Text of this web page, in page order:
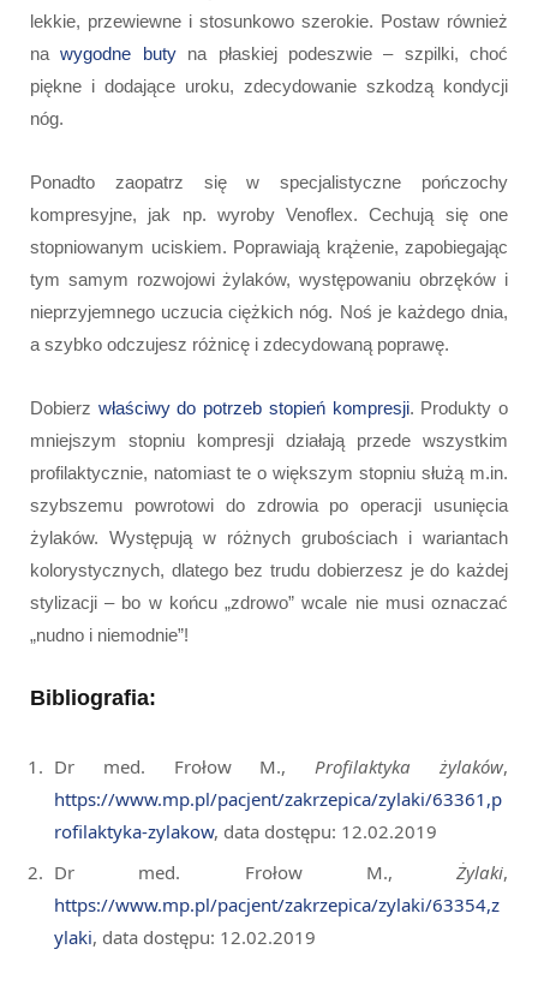
lekkie, przewiewne i stosunkowo szerokie. Postaw również
nawygodne butyna płaskiej podeszwie – szpilki, choć
piękne i dodające uroku, zdecydowanie szkodzą kondycji
nóg.
Ponadto zaopatrz się w specjalistyczne pończochy
kompresyjne, jak np. wyroby Venoflex. Cechują się one
stopniowanym uciskiem. Poprawiają krążenie, zapobiegając
tym samym rozwojowi żylaków, występowaniu obrzęków i
nieprzyjemnego uczucia ciężkich nóg. Noś je każdego dnia,
a szybko odczujesz różnicę i zdecydowaną poprawę.
Dobierz właściwy do potrzeb stopień kompresji. Produkty o
mniejszym stopniu kompresji działają przede wszystkim
profilaktycznie, natomiast te o większym stopniu służą m.in.
szybszemu powrotowi do zdrowia po operacji usunięcia
żylaków. Występują w różnych grubościach i wariantach
kolorystycznych, dlatego bez trudu dobierzesz je do każdej
stylizacji – bo w końcu „zdrowo” wcale nie musi oznaczać
„nudno i niemodnie”!
Bibliografia:
Dr med. Frołow M., Profilaktyka żylaków,
https://www.mp.pl/pacjent/zakrzepica/zylaki/63361,p
rofilaktyka-zylakow, data dostępu: 12.02.2019
Dr med. Frołow M., Żylaki,
https://www.mp.pl/pacjent/zakrzepica/zylaki/63354,z
ylaki, data dostępu: 12.02.2019